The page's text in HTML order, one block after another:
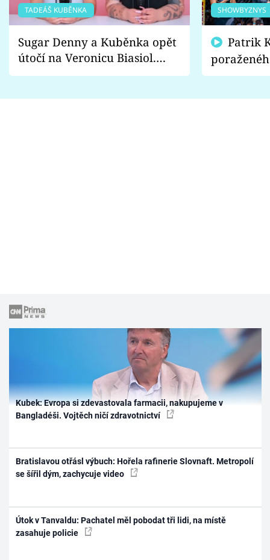
TADEÁŠ KUBĚNKA
Sugar Denny a Kuběnka opět
útočí na Veronicu Biasiol.
Proč je podle nich falešná a
SHOWBYZNYS
fanoušci
Kubek: Evropa si zdevastovala farmacii, nakupujeme v
Bangladéši. Vojtěch ničí zdravotnictví
Bratislavou otřásl výbuch: Hořela rafinerie Slovnaft. Metropolí
se šířil dým, zachycuje video
Útok v Tanvaldu: Pachatel měl pobodat tři lidi, na místě
zasahuje policie